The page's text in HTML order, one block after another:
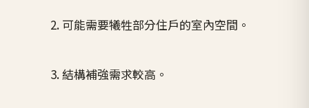
可能需要犧牲部分住戶的室內空間。
結構補強需求較高。